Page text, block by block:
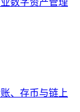
、存币与链上